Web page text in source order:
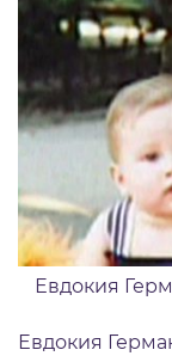
Евдокия
Евдокия